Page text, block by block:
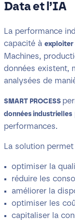
Data et l’IA
La performance
capacité à exploiter
Machines,
données existent,
analysées de
SMART PROCESS
données industrielles
performances.
La solution permet
optimiser la
réduire les
améliorer la
optimiser les
capitaliser la